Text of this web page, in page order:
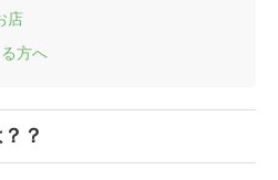
店
方へ
？